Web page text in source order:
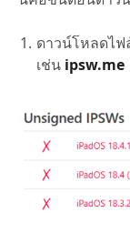
ดาวน์โหลดไฟ
เช่น ipsw.me